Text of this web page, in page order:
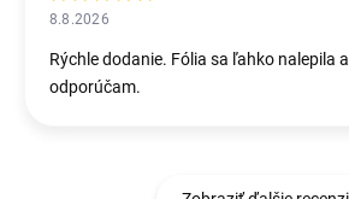
8.8.2026
Rýchle dodanie. Fólia sa ľahko nalepila
odporúčam.